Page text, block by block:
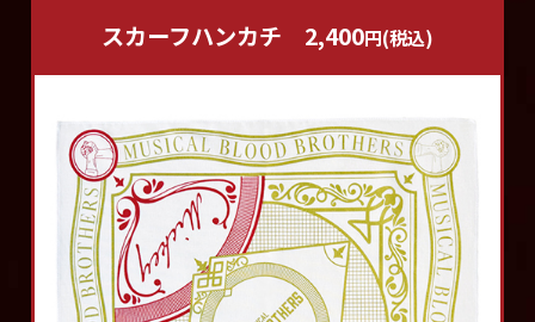
スカーフハンカチ 2,400円(税込)